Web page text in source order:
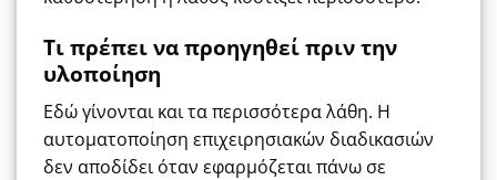
Τι πρέπει να προηγηθεί πριν την
υλοποίηση
Εδώ γίνονται και τα περισσότερα λάθη. Η
αυτοματοποίηση επιχειρησιακών διαδικασιών
δεν αποδίδει όταν εφαρμόζεται πάνω σε